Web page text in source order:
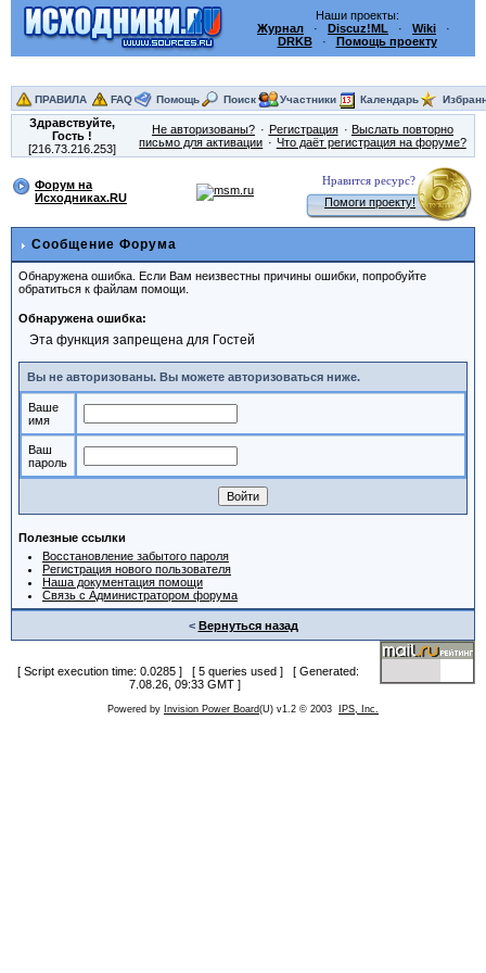
Наши проекты:
Журнал · Discuz!ML · Wiki ·
DRKB· Помощь проекту
ПРАВИЛА FAQ Помощь Поиск Участники Календарь
Здравствуйте,
Гость!
[216.73.216.253]
Не авторизованы? Регистрация
Выслать повторно
письмо для активации
Что даёт регистрация на форуме?
Форум на
Исходниках.RU
Нравится ресурс?
Помоги проекту!
Сообщение Форума
Обнаружена ошибка. Если Вам неизвестны причины ошибки, попробуйте
обратиться к файлам помощи.
Обнаружена ошибка:
Эта функция запрещена для Гостей
Вы не авторизованы. Вы можете авторизоваться ниже.
Ваше
имя
Ваш
пароль
Полезные ссылки
Восстановление забытого пароля
Регистрация нового пользователя
Наша документация помощи
Связь с Администратором форума
< Вернуться назад
[ Script execution time: 0.0285 ] [ 5 queries used ] [ Generated:
7.08.26, 09:33 GMT ]
Powered by Invision Power Board(U) v1.2 © 2003 IPS, Inc.